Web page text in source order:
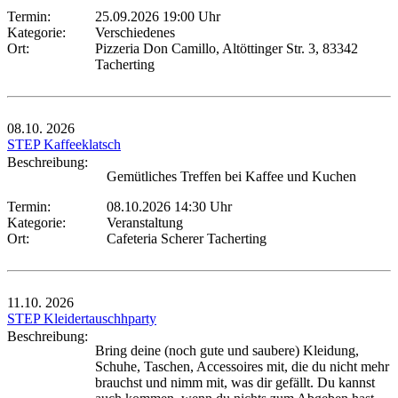
Termin:
25.09.2026 19:00 Uhr
Kategorie:
Verschiedenes
Ort:
Pizzeria Don Camillo, Altöttinger Str. 3, 83342
Tacherting
08.10. 2026
STEP Kaffeeklatsch
Beschreibung:
Gemütliches Treffen bei Kaffee und Kuchen
Termin:
08.10.2026 14:30 Uhr
Kategorie:
Veranstaltung
Ort:
Cafeteria Scherer Tacherting
11.10. 2026
STEP Kleidertauschhparty
Beschreibung:
Bring deine (noch gute und saubere) Kleidung,
Schuhe, Taschen, Accessoires mit, die du nicht mehr
brauchst und nimm mit, was dir gefällt. Du kannst